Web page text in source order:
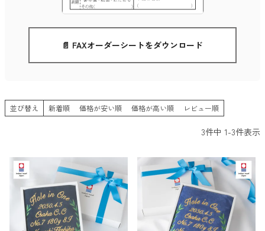
📄 FAXオーダーシートをダウンロード
並び替え 新着順 価格が安い順 価格が高い順 レビュー順
3件中 1-3件表示